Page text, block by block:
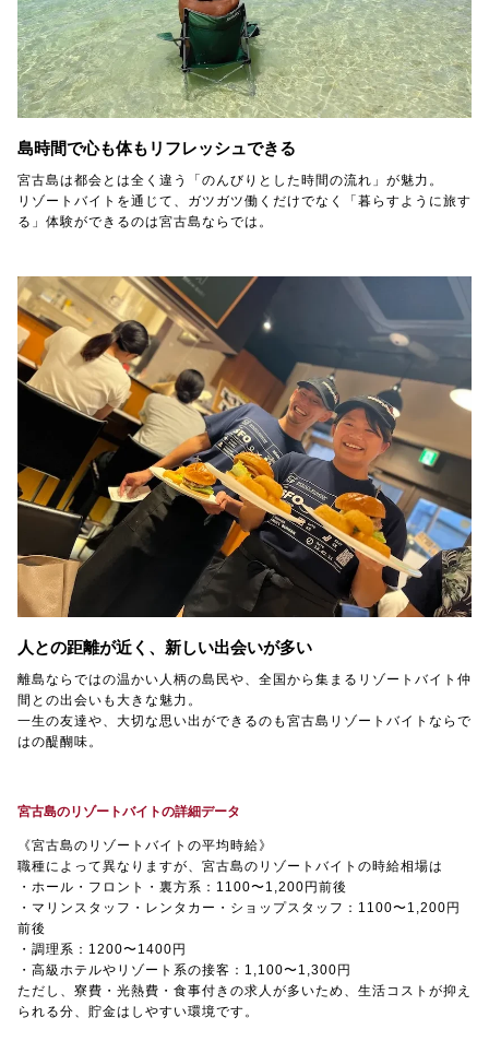
島時間で心も体もリフレッシュできる
宮古島は都会とは全く違う「のんびりとした時間の流れ」が魅力。
リゾートバイトを通じて、ガツガツ働くだけでなく「暮らすように旅す
る」体験ができるのは宮古島ならでは。
人との距離が近く、新しい出会いが多い
離島ならではの温かい人柄の島民や、全国から集まるリゾートバイト仲
間との出会いも大きな魅力。
一生の友達や、大切な思い出ができるのも宮古島リゾートバイトならで
はの醍醐味。
宮古島のリゾートバイトの詳細データ
《宮古島のリゾートバイトの平均時給》
職種によって異なりますが、宮古島のリゾートバイトの時給相場は
・ホール・フロント・裏方系：1100〜1,200円前後
・マリンスタッフ・レンタカー・ショップスタッフ：1100〜1,200円
前後
・調理系：1200〜1400円
・高級ホテルやリゾート系の接客：1,100〜1,300円
ただし、寮費・光熱費・食事付きの求人が多いため、生活コストが抑え
られる分、貯金はしやすい環境です。